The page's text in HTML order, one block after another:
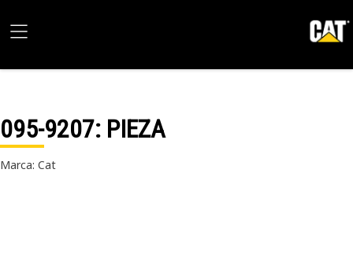
095-9207: PIEZA
Marca: Cat